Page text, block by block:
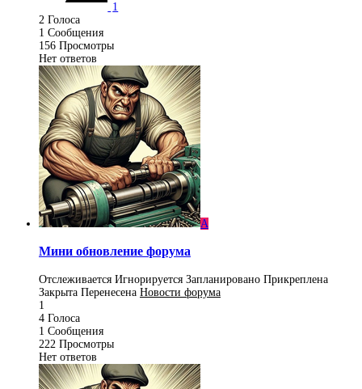
1
2 Голоса
1 Сообщения
156 Просмотры
Нет ответов
A
Мини обновление форума
Отслеживается Игнорируется Запланировано Прикреплена
Закрыта Перенесена Новости форума
1
4 Голоса
1 Сообщения
222 Просмотры
Нет ответов